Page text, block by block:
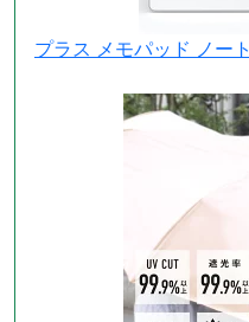
プラス メモパッド ノート